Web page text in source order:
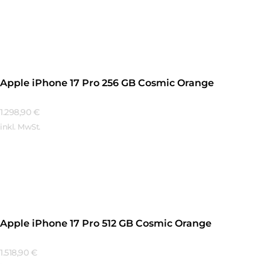
Apple iPhone 17 Pro 256 GB Cosmic Orange
1.298,90 €
inkl. MwSt.
Apple iPhone 17 Pro 512 GB Cosmic Orange
1.518,90 €